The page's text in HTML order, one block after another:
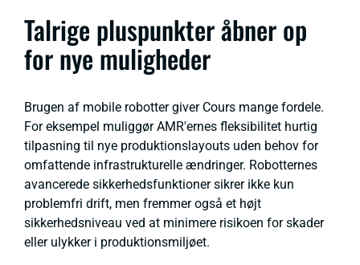
Talrige pluspunkter åbner op
for nye muligheder
Brugen af mobile robotter giver Cours mange fordele.
For eksempel muliggør AMR'ernes fleksibilitet hurtig
tilpasning til nye produktionslayouts uden behov for
omfattende infrastrukturelle ændringer. Robotternes
avancerede sikkerhedsfunktioner sikrer ikke kun
problemfri drift, men fremmer også et højt
sikkerhedsniveau ved at minimere risikoen for skader
eller ulykker i produktionsmiljøet.